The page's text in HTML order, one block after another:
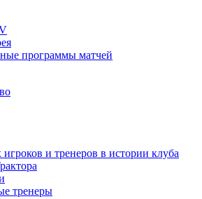
программы матчей
и тренеров в истории клуба
тренеры